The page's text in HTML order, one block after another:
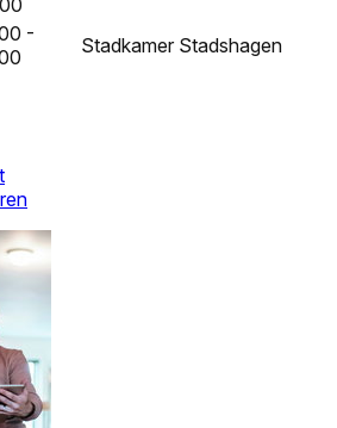
-
Stadkamer Stadshagen